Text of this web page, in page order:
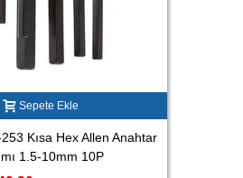
Sepete Ekle
Kısa Hex Allen Anahtar
1.5-10mm 10P